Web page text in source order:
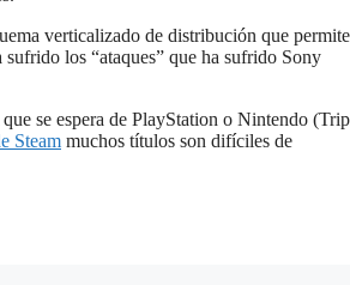
verticalizado de distribución que
los “ataques” que ha sufrido Sony
se espera de PlayStation o Nintendo
Steam muchos títulos son difíciles de